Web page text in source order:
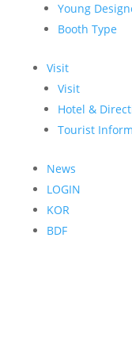
Young
Booth Type
Visit
Visit
Hotel &
Tourist
News
LOGIN
KOR
BDF